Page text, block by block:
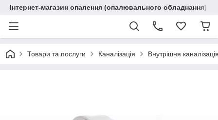
Інтернет-магазин опалення (опалювального обладнання)
Товари та послуги Каналізація Внутрішня